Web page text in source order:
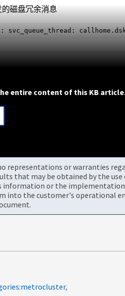
磁盘冗余消息
entire content of this KB
representations or warranties
that may be obtained by the
information or the
into the customer's operational